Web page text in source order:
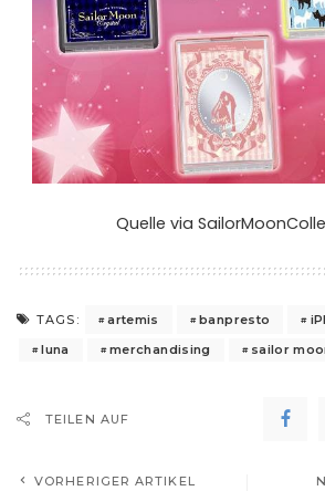
Quelle via
TAGS: artemis banpresto
luna
merchandising sailor
TEILEN AUF
VORHERIGER ARTIKEL